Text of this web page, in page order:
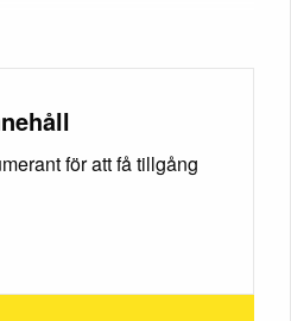
för att få tillgång